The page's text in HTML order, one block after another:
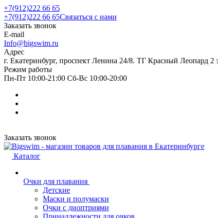
+7(912)222 66 65
+7(912)222 66 65Связаться с нами
Заказать звонок
E-mail
Info@bigswim.ru
Адрес
г. Екатеринбург, проспект Ленина 24/8. ТГ Красный Леопард 2
Режим работы
Пн-Пт 10:00-21:00 Сб-Вс 10:00-20:00
Заказать звонок
Каталог
Очки для плавания
Детские
Маски и полумаски
Очки с диоптриями
Принадлежности для очков